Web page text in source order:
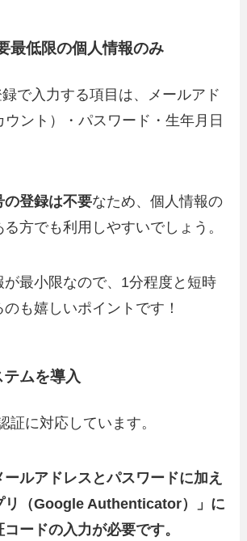
最低限の個人情報のみ
で入力する項目は、メールアド
ウント）・パスワード・生年月日
の登録は不要なため、個人情報の
方でも利用しやすいでしょう。
が最小限なので、1分程度と短時
も嬉しいポイントです！
ムを導入
証に対応しています。
ールアドレスとパスワードに加え
リ（Google Authenticator）」に
ードの入力が必要です。